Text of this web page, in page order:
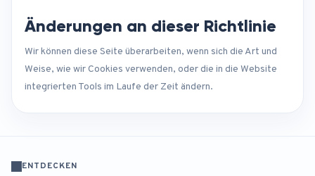
Änderungen an dieser Richtlinie
Wir können diese Seite überarbeiten, wenn sich die Art und
Weise, wie wir Cookies verwenden, oder die in die Website
integrierten Tools im Laufe der Zeit ändern.
ENTDECKEN